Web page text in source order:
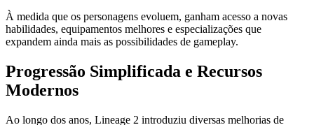
À medida que os personagens evoluem, ganham acesso a novas
habilidades, equipamentos melhores e especializações que
expandem ainda mais as possibilidades de gameplay.
Progressão Simplificada e Recursos
Modernos
Ao longo dos anos, Lineage 2 introduziu diversas melhorias de